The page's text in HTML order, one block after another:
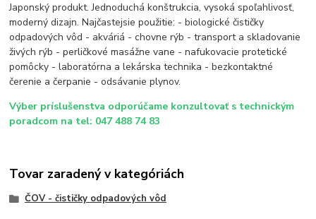
Japonský produkt. Jednoduchá konštrukcia, vysoká spoľahlivosť,
moderný dizajn. Najčastejsie použitie: - biologické čističky
odpadových vôd - akváriá - chovne rýb - transport a skladovanie
živých rýb - perličkové masážne vane - nafukovacie protetické
pomôcky - laboratórna a lekárska technika - bezkontaktné
čerenie a čerpanie - odsávanie plynov.
Výber príslušenstva odporúčame konzultovať s technickým
poradcom na tel: 047 488 74 83
Tovar zaradený v kategóriách
ČOV - čističky odpadových vôd